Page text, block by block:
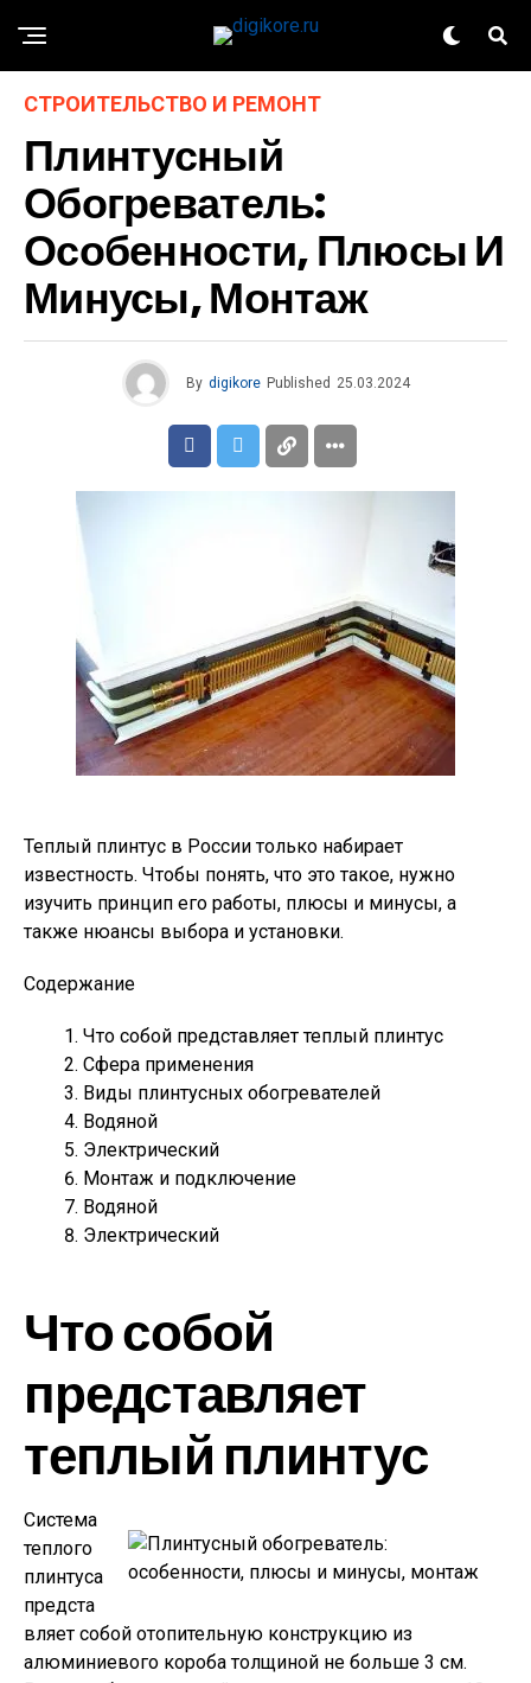
СТРОИТЕЛЬСТВО И РЕМОНТ
Плинтусный
Обогреватель:
Особенности, Плюсы И
Минусы, Монтаж
By digikore Published 25.03.2024
Теплый плинтус в России только набирает
известность. Чтобы понять, что это такое, нужно
изучить принцип его работы, плюсы и минусы, а
также нюансы выбора и установки.
Содержание
Что собой представляет теплый плинтус
Сфера применения
Виды плинтусных обогревателей
Водяной
Электрический
Монтаж и подключение
Водяной
Электрический
Что собой
представляет
теплый плинтус
Система
теплого
плинтуса
предста
вляет собой отопительную конструкцию из
алюминиевого короба толщиной не больше 3 см.